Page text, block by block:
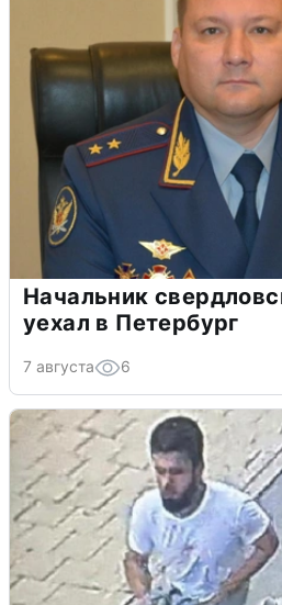
Начальник
уехал в Петербург
7 августа 6